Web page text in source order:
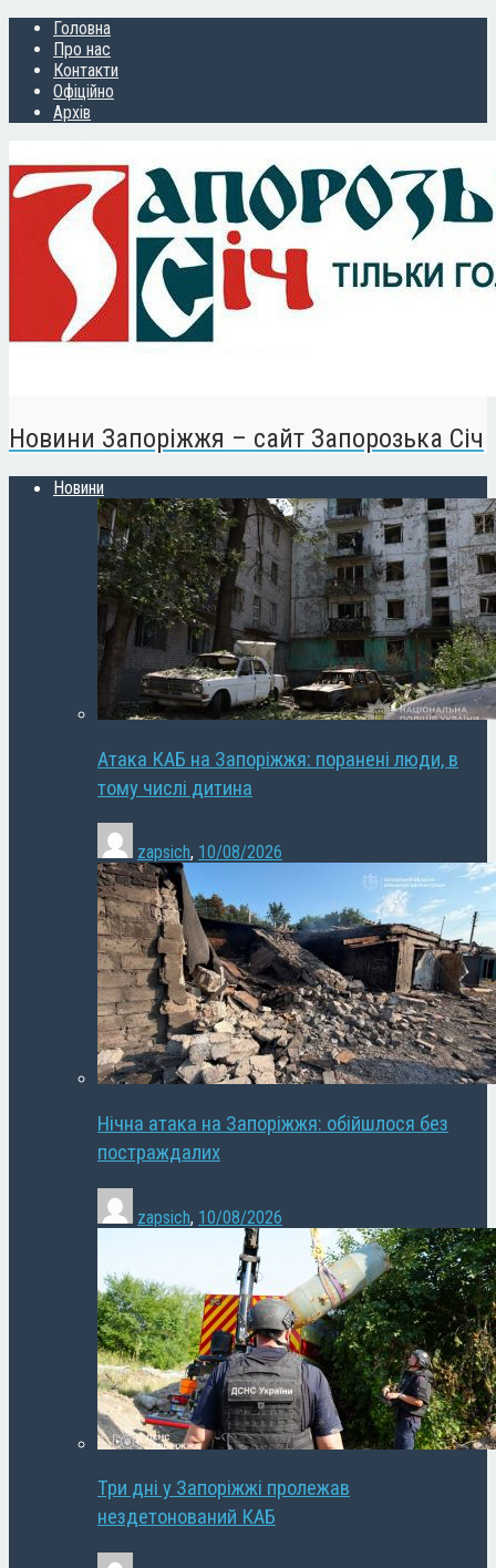
Головна
Про нас
Контакти
Офіційно
Архів
Новини Запоріжжя – сайт Запорозька Січ
Новини
Атака КАБ на Запоріжжя: поранені люди, в
тому числі дитина
zapsich, 10/08/2026
Нічна атака на Запоріжжя: обійшлося без
постраждалих
zapsich, 10/08/2026
Три дні у Запоріжжі пролежав
нездетонований КАБ